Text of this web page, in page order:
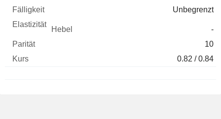
Unbegrenzt
-
10
0.82 / 0.84